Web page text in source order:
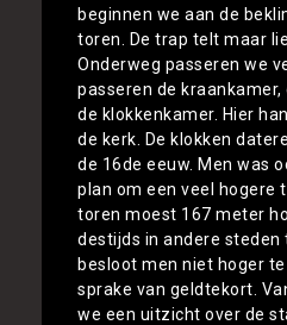
beginnen we aan de
toren. De trap telt maar
Onderweg passeren we
passeren de
de klokkenkamer. Hier
de kerk. De klokken
de 16de eeuw. Men was
plan om een veel hogere
toren moest 167 meter
destijds in andere steden
besloot men niet hoger
sprake van geldtekort.
we een uitzicht over de